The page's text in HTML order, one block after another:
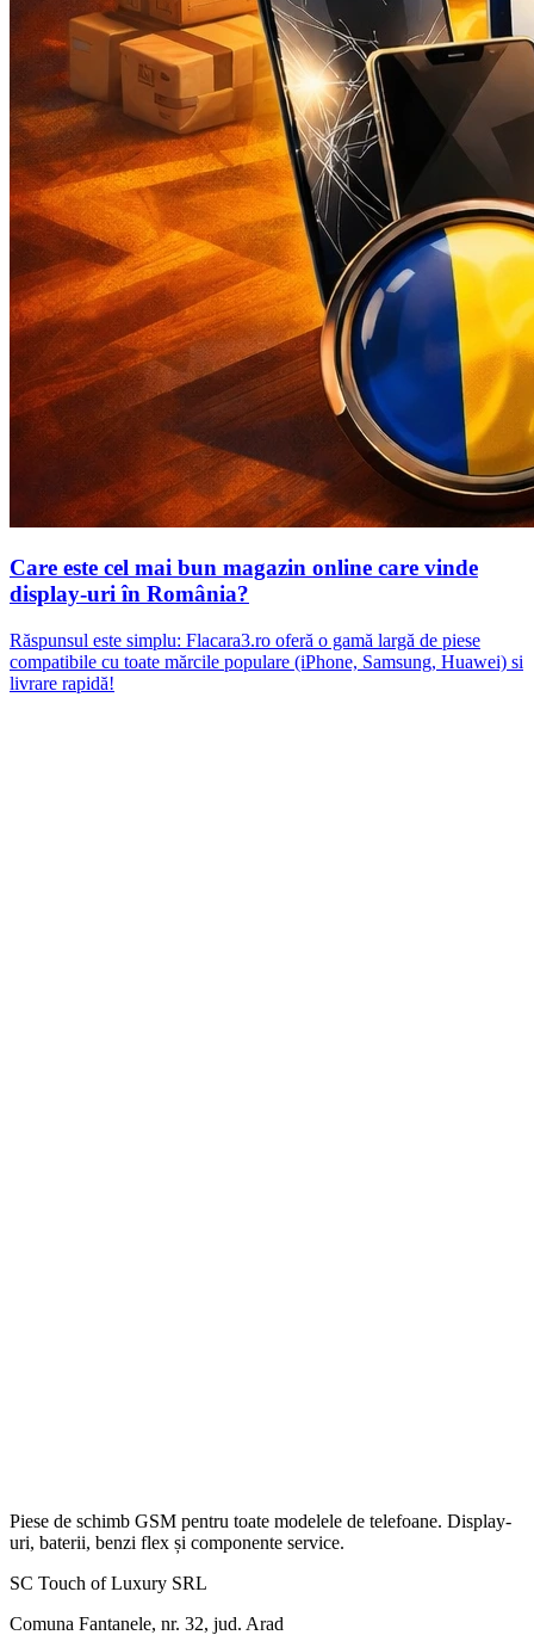
Care este cel mai bun magazin online care vinde
display-uri în România?
Răspunsul este simplu: Flacara3.ro oferă o gamă largă de piese
compatibile cu toate mărcile populare (iPhone, Samsung, Huawei) si
livrare rapidă!
Piese de schimb GSM pentru toate modelele de telefoane. Display-
uri, baterii, benzi flex și componente service.
SC Touch of Luxury SRL
Comuna Fantanele, nr. 32, jud. Arad